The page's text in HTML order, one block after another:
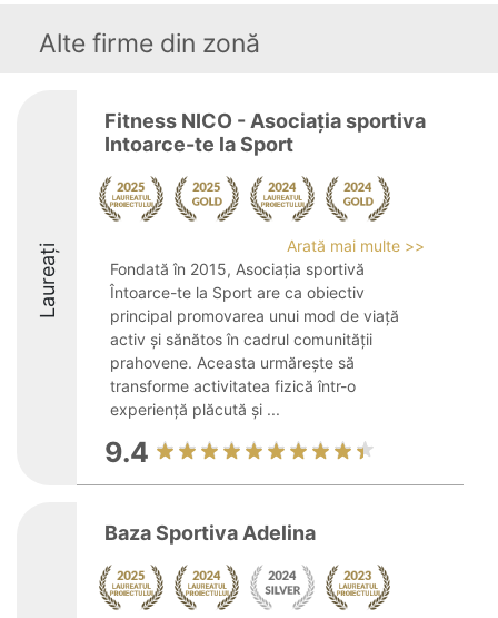
Alte firme din zonă
Laureați
Fitness NICO - Asociația sportiva
Intoarce-te la Sport
Arată mai multe >>
Fondată în 2015, Asociația sportivă
Întoarce-te la Sport are ca obiectiv
principal promovarea unui mod de viață
activ și sănătos în cadrul comunității
prahovene. Aceasta urmărește să
transforme activitatea fizică într-o
experiență plăcută și ...
9.4
Baza Sportiva Adelina